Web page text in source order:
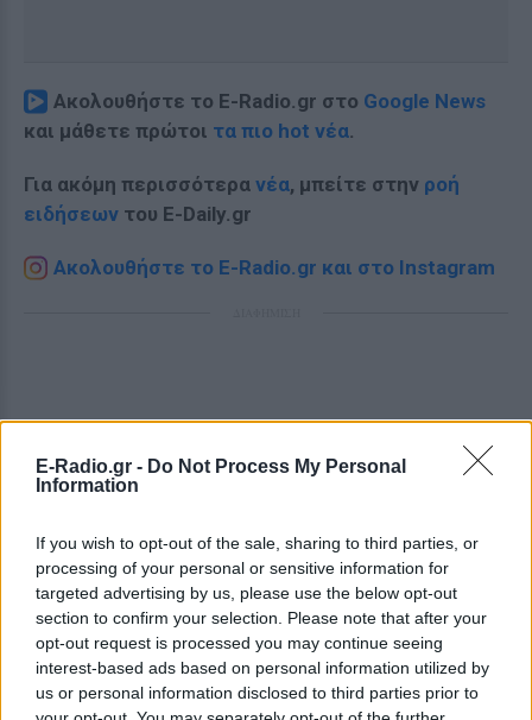
E-Radio.gr - Do Not Process My Personal
Information
If you wish to opt-out of the sale, sharing to third parties, or
processing of your personal or sensitive information for
targeted advertising by us, please use the below opt-out
section to confirm your selection. Please note that after your
opt-out request is processed you may continue seeing
interest-based ads based on personal information utilized by
us or personal information disclosed to third parties prior to
Ακολουθήστε το E-Radio.gr στο Google News
και μάθετε πρώτοι τα πιο hot νέα.
Για ακόμη περισσότερα νέα, μπείτε στην ροή
ειδήσεων του E-Daily.gr
Ακολουθήστε το E-Radio.gr και στο Instagram